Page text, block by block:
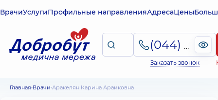
ВрачиУслугиПрофильные направленияАдресаЦены
(044) 495-2-888
Заказать звонок
Главная Врачи Аракелян Карина Араиковна